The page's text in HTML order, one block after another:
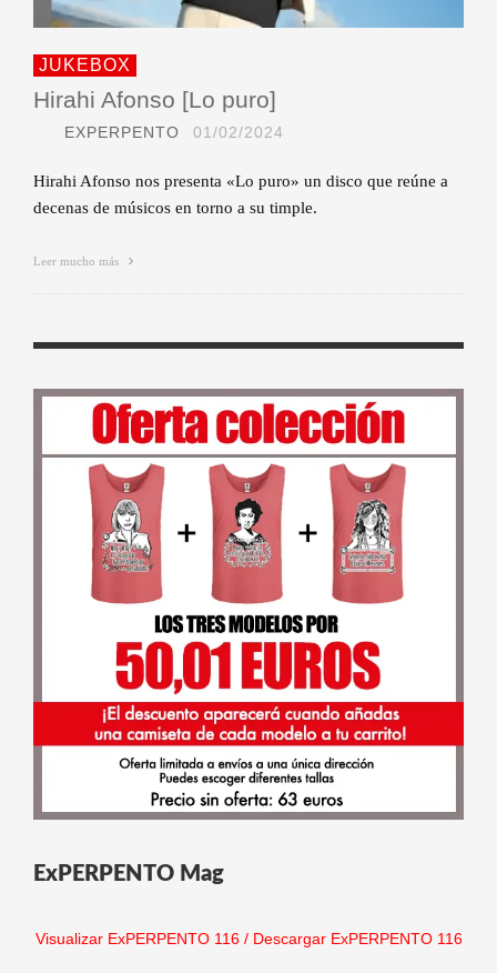
JUKEBOX
Hirahi Afonso [Lo puro]
EXPERPENTO 01/02/2024
Hirahi Afonso nos presenta «Lo puro» un disco que reúne a
decenas de músicos en torno a su timple.
Leer mucho más
ExPERPENTO Mag
Visualizar ExPERPENTO 116/ Descargar ExPERPENTO 116